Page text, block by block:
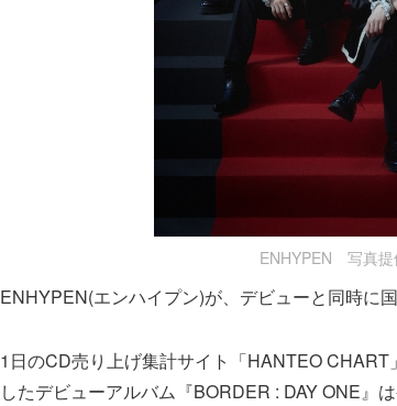
ENHYPEN 写真提
ENHYPEN(エンハイプン)が、デビューと同時に
1日のCD売り上げ集計サイト「HANTEO
したデビューアルバム『BORDER : DAY ONE』